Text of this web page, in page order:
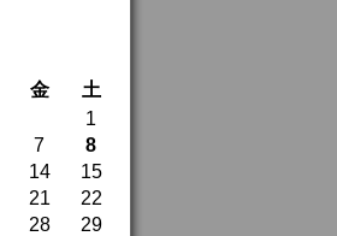
金
土
1
7
8
14
15
21
22
28 29